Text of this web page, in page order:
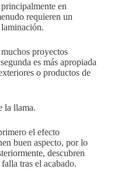
en
requieren un
proyectos
es más apropiada
o productos de
la llama.
el efecto
buen aspecto, por lo
descubren
tras el acabado.